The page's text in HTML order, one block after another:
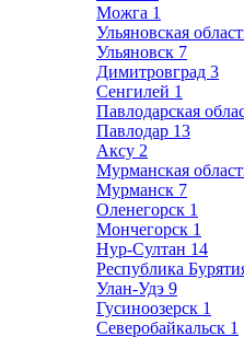
Можга 1
Ульяновская
Ульяновск 7
Димитровград 3
Сенгилей 1
Павлодарская
Павлодар 13
Аксу 2
Мурманская
Мурманск 7
Оленегорск 1
Мончегорск 1
Нур-Султан 14
Республика
Улан-Удэ 9
Гусиноозерск 1
Северобайкальск 1